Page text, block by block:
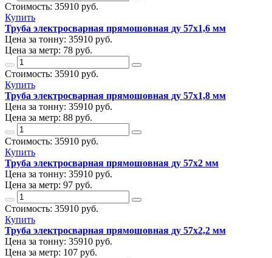
Стоимость: 35910 руб.
Купить
Труба электросварная прямошовная ду 57х1,6 мм
Цена за тонну: 35910 руб.
Цена за метр: 78 руб.
Стоимость: 35910 руб.
Купить
Труба электросварная прямошовная ду 57х1,8 мм
Цена за тонну: 35910 руб.
Цена за метр: 88 руб.
Стоимость: 35910 руб.
Купить
Труба электросварная прямошовная ду 57х2 мм
Цена за тонну: 35910 руб.
Цена за метр: 97 руб.
Стоимость: 35910 руб.
Купить
Труба электросварная прямошовная ду 57х2,2 мм
Цена за тонну: 35910 руб.
Цена за метр: 107 руб.